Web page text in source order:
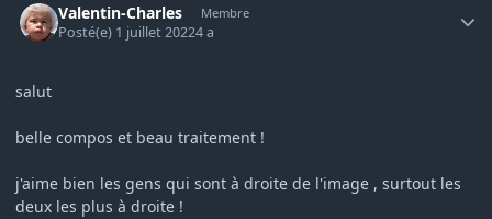
Valentin-Charles Membre
Posté(e) 1 juillet 20224 a
salut
belle compos et beau traitement !
j'aime bien les gens qui sont à droite de l'image , surtout les
deux les plus à droite !